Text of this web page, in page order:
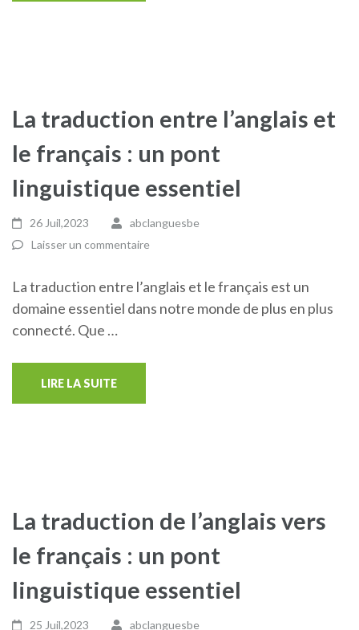
La traduction entre l’anglais et
le français : un pont
linguistique essentiel
26 Juil,2023
abclanguesbe
Laisser un commentaire
La traduction entre l’anglais et le français est un
domaine essentiel dans notre monde de plus en plus
connecté. Que …
LIRE LA SUITE
La traduction de l’anglais vers
le français : un pont
linguistique essentiel
25 Juil,2023 abclanguesbe